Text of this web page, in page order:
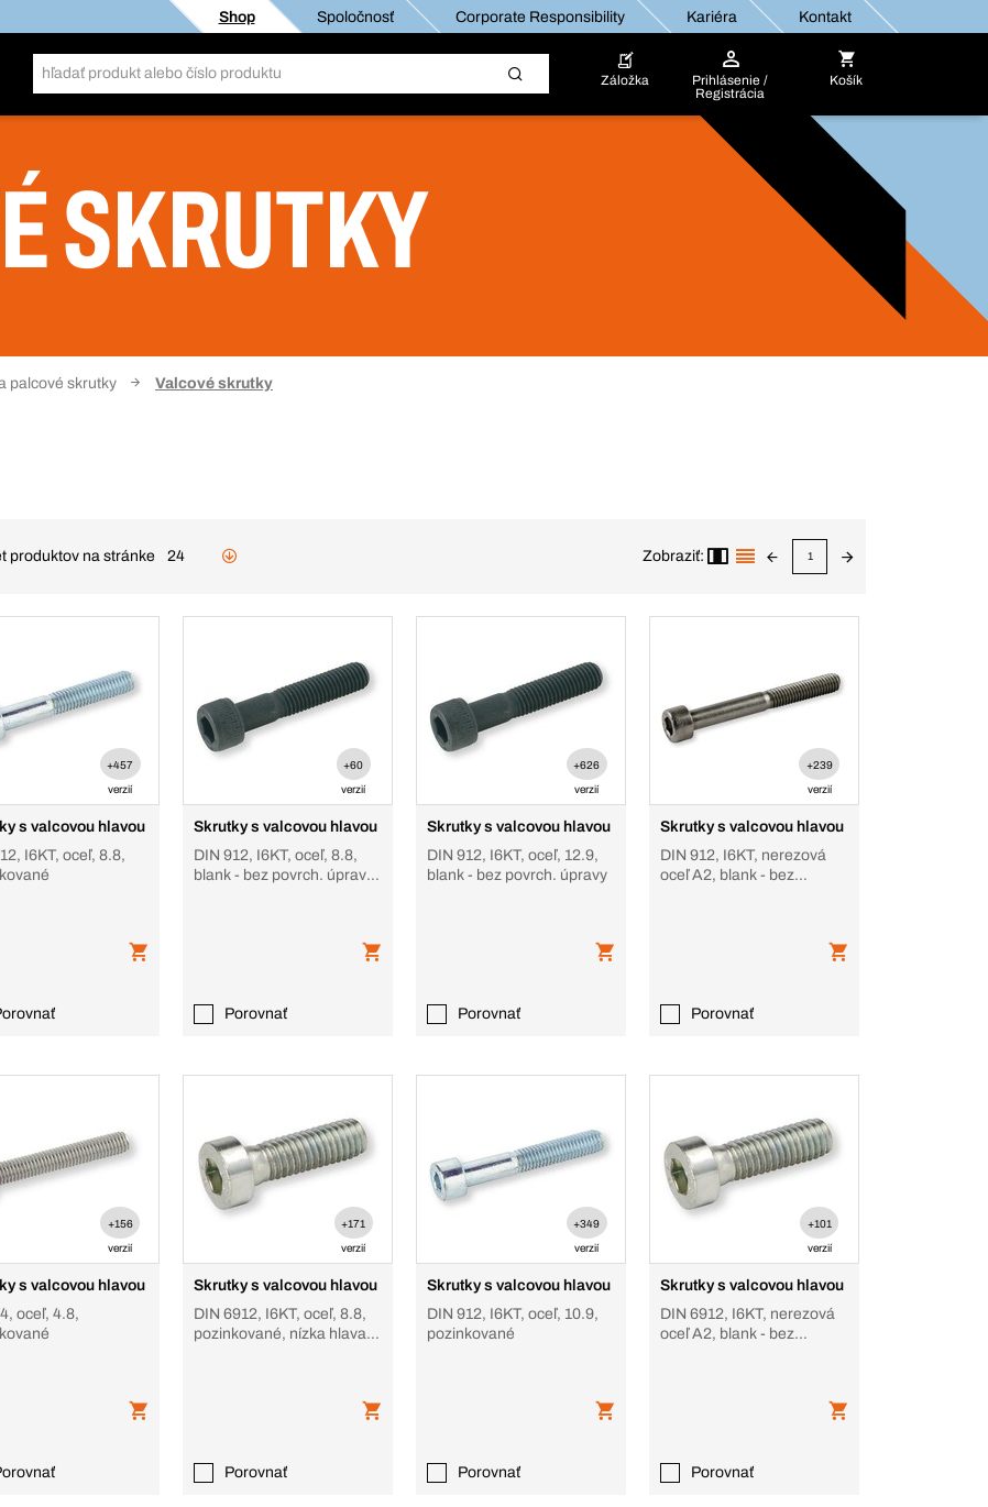
Shop Spoločnosť Corporate Responsibility Kariéra Kontakt
Záložka
Prihlásenie /
Registrácia
Košík
SKRUTKY
palcové skrutky Valcové skrutky
produktov na stránke 24 Zobraziť: 1
+457
verzií
s valcovou hlavou
I6KT, oceľ, 8.8,
+60
verzií
Skrutky s valcovou hlavou
DIN 912, I6KT, oceľ, 8.8,
blank - bez povrch. úpravy,
Porovnať
+626
verzií
Skrutky s valcovou hlavou
DIN 912, I6KT, oceľ, 12.9,
blank - bez povrch. úpravy
Porovnať
+239
verzií
Skrutky s valcovou hlavou
DIN 912, I6KT, nerezová
oceľ A2, blank - bez
Porovnať
+156
verzií
s valcovou hlavou
oceľ, 4.8,
+171
verzií
Skrutky s valcovou hlavou
DIN 6912, I6KT, oceľ, 8.8,
pozinkované, nízka hlava
Porovnať
+349
verzií
Skrutky s valcovou hlavou
DIN 912, I6KT, oceľ, 10.9,
pozinkované
Porovnať
+101
verzií
Skrutky s valcovou hlavou
DIN 6912, I6KT, nerezová
oceľ A2, blank - bez
Porovnať